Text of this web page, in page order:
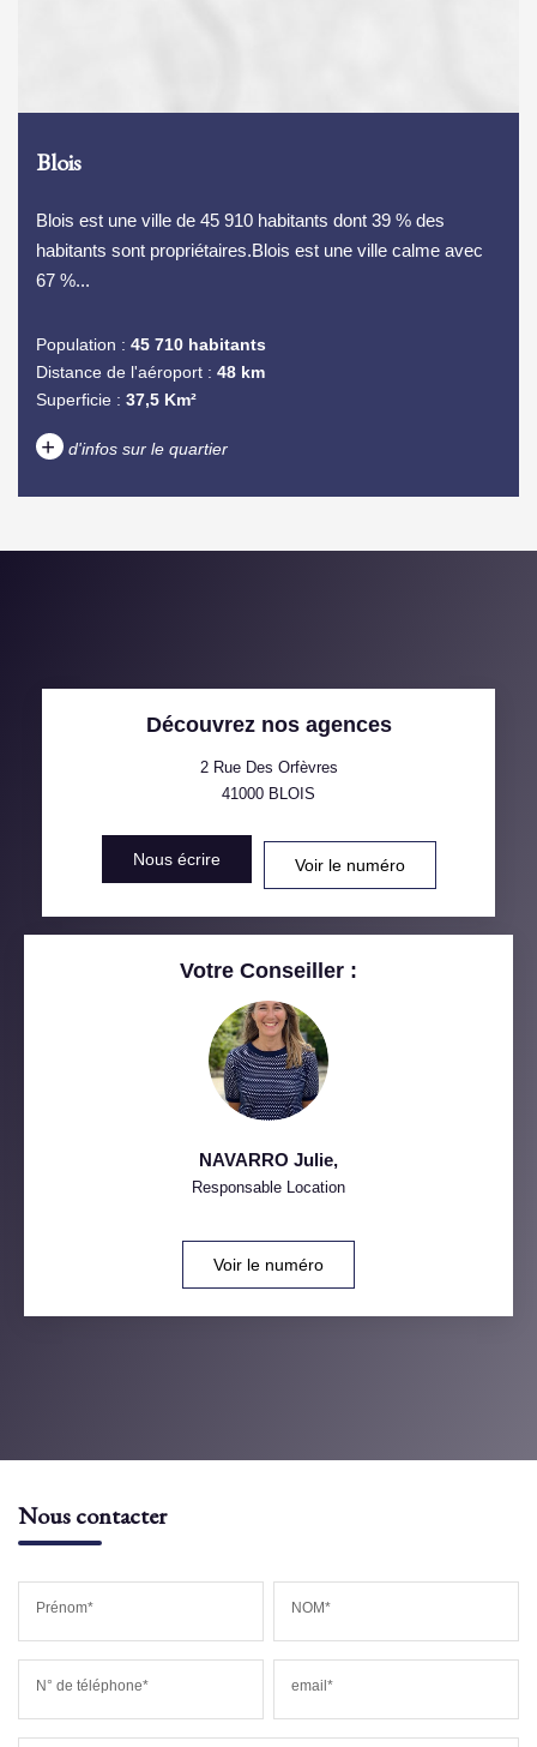
Blois
Blois est une ville de 45 910 habitants dont 39 % des
habitants sont propriétaires.Blois est une ville calme avec
67 %...
Population : 45 710 habitants
Distance de l'aéroport : 48 km
Superficie : 37,5 Km²
+ d'infos sur le quartier
PART DES MÉNAGES SANS
VOITURE
ECOLES ET CRÈCHES
Découvrez nos agences
2 Rue Des Orfèvres
41000 BLOIS
Nous écrire Voir le numéro
Votre Conseiller :
NAVARRO Julie,
Responsable Location
Voir le numéro
Nous contacter
Prénom* NOM*
N° de téléphone* email*